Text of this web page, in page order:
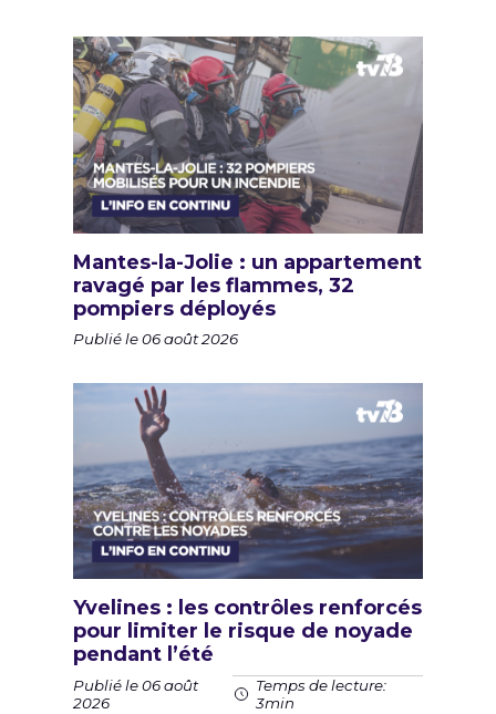
Mantes-la-Jolie : un appartement
ravagé par les flammes, 32
pompiers déployés
Publié le 06 août 2026
Yvelines : les contrôles renforcés
pour limiter le risque de noyade
pendant l’été
Publié le 06 août
2026
Temps de lecture:
3min